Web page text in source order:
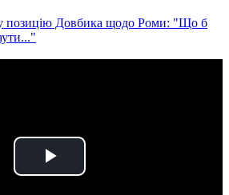
позицію Довбика щодо Роми: "Що б
Play